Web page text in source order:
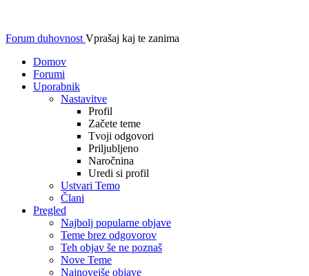
Forum duhovnost Vprašaj kaj te zanima
Domov
Forumi
Uporabnik
Nastavitve
Profil
Začete teme
Tvoji odgovori
Priljubljeno
Naročnina
Uredi si profil
Ustvari Temo
Člani
Pregled
Najbolj popularne objave
Teme brez odgovorov
Teh objav še ne poznaš
Nove Teme
Najnovejše objave